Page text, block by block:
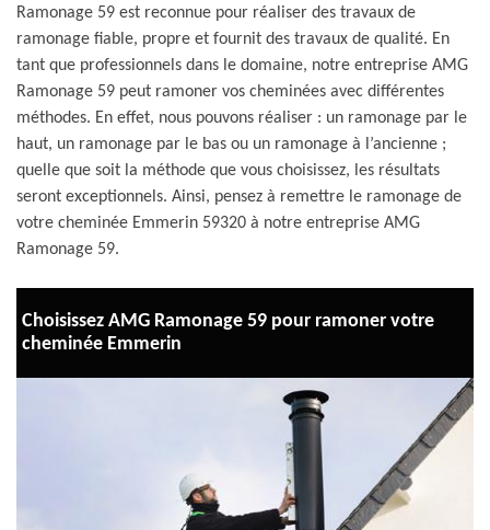
Ramonage 59 est reconnue pour réaliser des travaux de
ramonage fiable, propre et fournit des travaux de qualité. En
tant que professionnels dans le domaine, notre entreprise AMG
Ramonage 59 peut ramoner vos cheminées avec différentes
méthodes. En effet, nous pouvons réaliser : un ramonage par le
haut, un ramonage par le bas ou un ramonage à l’ancienne ;
quelle que soit la méthode que vous choisissez, les résultats
seront exceptionnels. Ainsi, pensez à remettre le ramonage de
votre cheminée Emmerin 59320 à notre entreprise AMG
Ramonage 59.
Choisissez AMG Ramonage 59 pour ramoner votre
cheminée Emmerin